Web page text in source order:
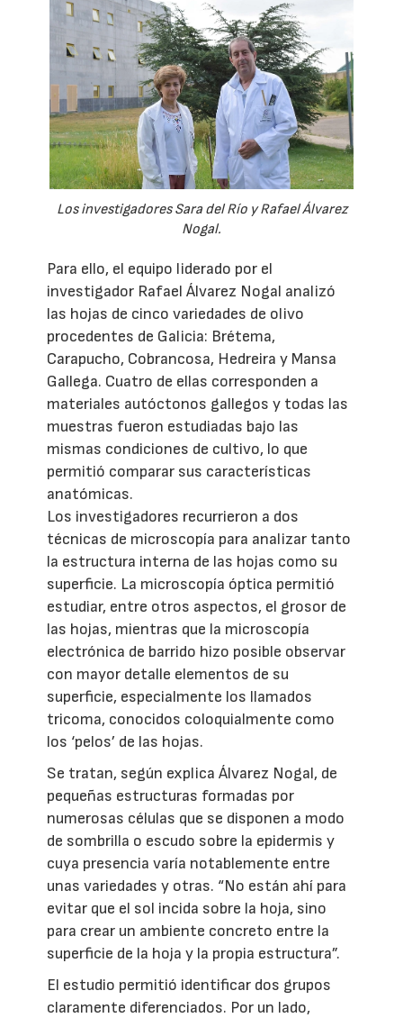
Los investigadores Sara del Río y Rafael Álvarez
Nogal.
Para ello, el equipo liderado por el
investigador Rafael Álvarez Nogal analizó
las hojas de cinco variedades de olivo
procedentes de Galicia: Brétema,
Carapucho, Cobrancosa, Hedreira y Mansa
Gallega. Cuatro de ellas corresponden a
materiales autóctonos gallegos y todas las
muestras fueron estudiadas bajo las
mismas condiciones de cultivo, lo que
permitió comparar sus características
anatómicas.
Los investigadores recurrieron a dos
técnicas de microscopía para analizar tanto
la estructura interna de las hojas como su
superficie. La microscopía óptica permitió
estudiar, entre otros aspectos, el grosor de
las hojas, mientras que la microscopía
electrónica de barrido hizo posible observar
con mayor detalle elementos de su
superficie, especialmente los llamados
tricoma, conocidos coloquialmente como
los ‘pelos’ de las hojas.
Se tratan, según explica Álvarez Nogal, de
pequeñas estructuras formadas por
numerosas células que se disponen a modo
de sombrilla o escudo sobre la epidermis y
cuya presencia varía notablemente entre
unas variedades y otras. “No están ahí para
evitar que el sol incida sobre la hoja, sino
para crear un ambiente concreto entre la
superficie de la hoja y la propia estructura”.
El estudio permitió identificar dos grupos
claramente diferenciados. Por un lado,